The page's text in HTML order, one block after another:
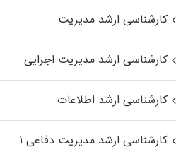
کارشناسی ارشد مدیریت
کارشناسی ارشد مدیریت اجرایی
کارشناسی ارشد اطلاعات
کارشناسی ارشد مدیریت دفاعی ۱